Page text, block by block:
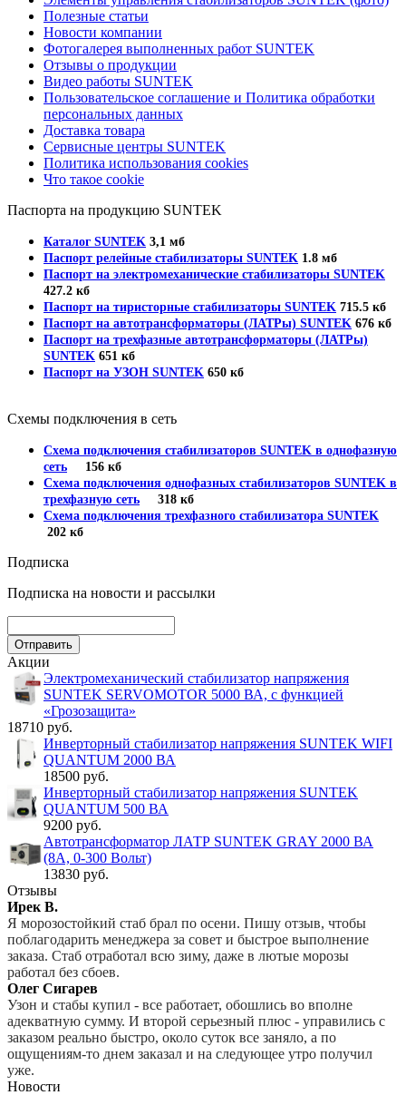
Полезные статьи
Новости компании
Фотогалерея выполненных работ SUNTEK
Отзывы о продукции
Видео работы SUNTEK
Пользовательское соглашение и Политика обработки
персональных данных
Доставка товара
Сервисные центры SUNTEK
Политика использования cookies
Что такое cookie
Паспорта на продукцию SUNTEK
Каталог SUNTEK 3,1 мб
Паспорт релейные стабилизаторы SUNTEK 1.8 мб
Паспорт на электромеханические стабилизаторы SUNTEK
427.2 кб
Паспорт на тиристорные стабилизаторы SUNTEK 715.5 кб
Паспорт на автотрансформаторы (ЛАТРы) SUNTEK 676 кб
Паспорт на трехфазные автотрансформаторы (ЛАТРы)
SUNTEK 651 кб
Паспорт на УЗОН SUNTEK 650 кб
Схемы подключения в сеть
Схема подключения стабилизаторов SUNTEK в однофазную
сеть 156 кб
Схема подключения однофазных стабилизаторов SUNTEK в
трехфазную сеть 318 кб
Схема подключения трехфазного стабилизатора SUNTEK
202 кб
Подписка
Подписка на новости и рассылки
Акции
Электромеханический стабилизатор напряжения
SUNTEK SERVOMOTOR 5000 ВА, с функцией
«Грозозащита»
18710 руб.
Инверторный стабилизатор напряжения SUNTEK WIFI
QUANTUM 2000 ВА
18500 руб.
Инверторный стабилизатор напряжения SUNTEK
QUANTUM 500 ВА
9200 руб.
Автотрансформатор ЛАТР SUNTEK GRAY 2000 ВА
(8А, 0-300 Вольт)
13830 руб.
Отзывы
Ирек В.
Я морозостойкий стаб брал по осени. Пишу отзыв, чтобы
поблагодарить менеджера за совет и быстрое выполнение
заказа. Стаб отработал всю зиму, даже в лютые морозы
работал без сбоев.
Олег Сигарев
Узон и стабы купил - все работает, обошлись во вполне
адекватную сумму. И второй серьезный плюс - управились с
заказом реально быстро, около суток все заняло, а по
ощущениям-то днем заказал и на следующее утро получил
уже.
Новости